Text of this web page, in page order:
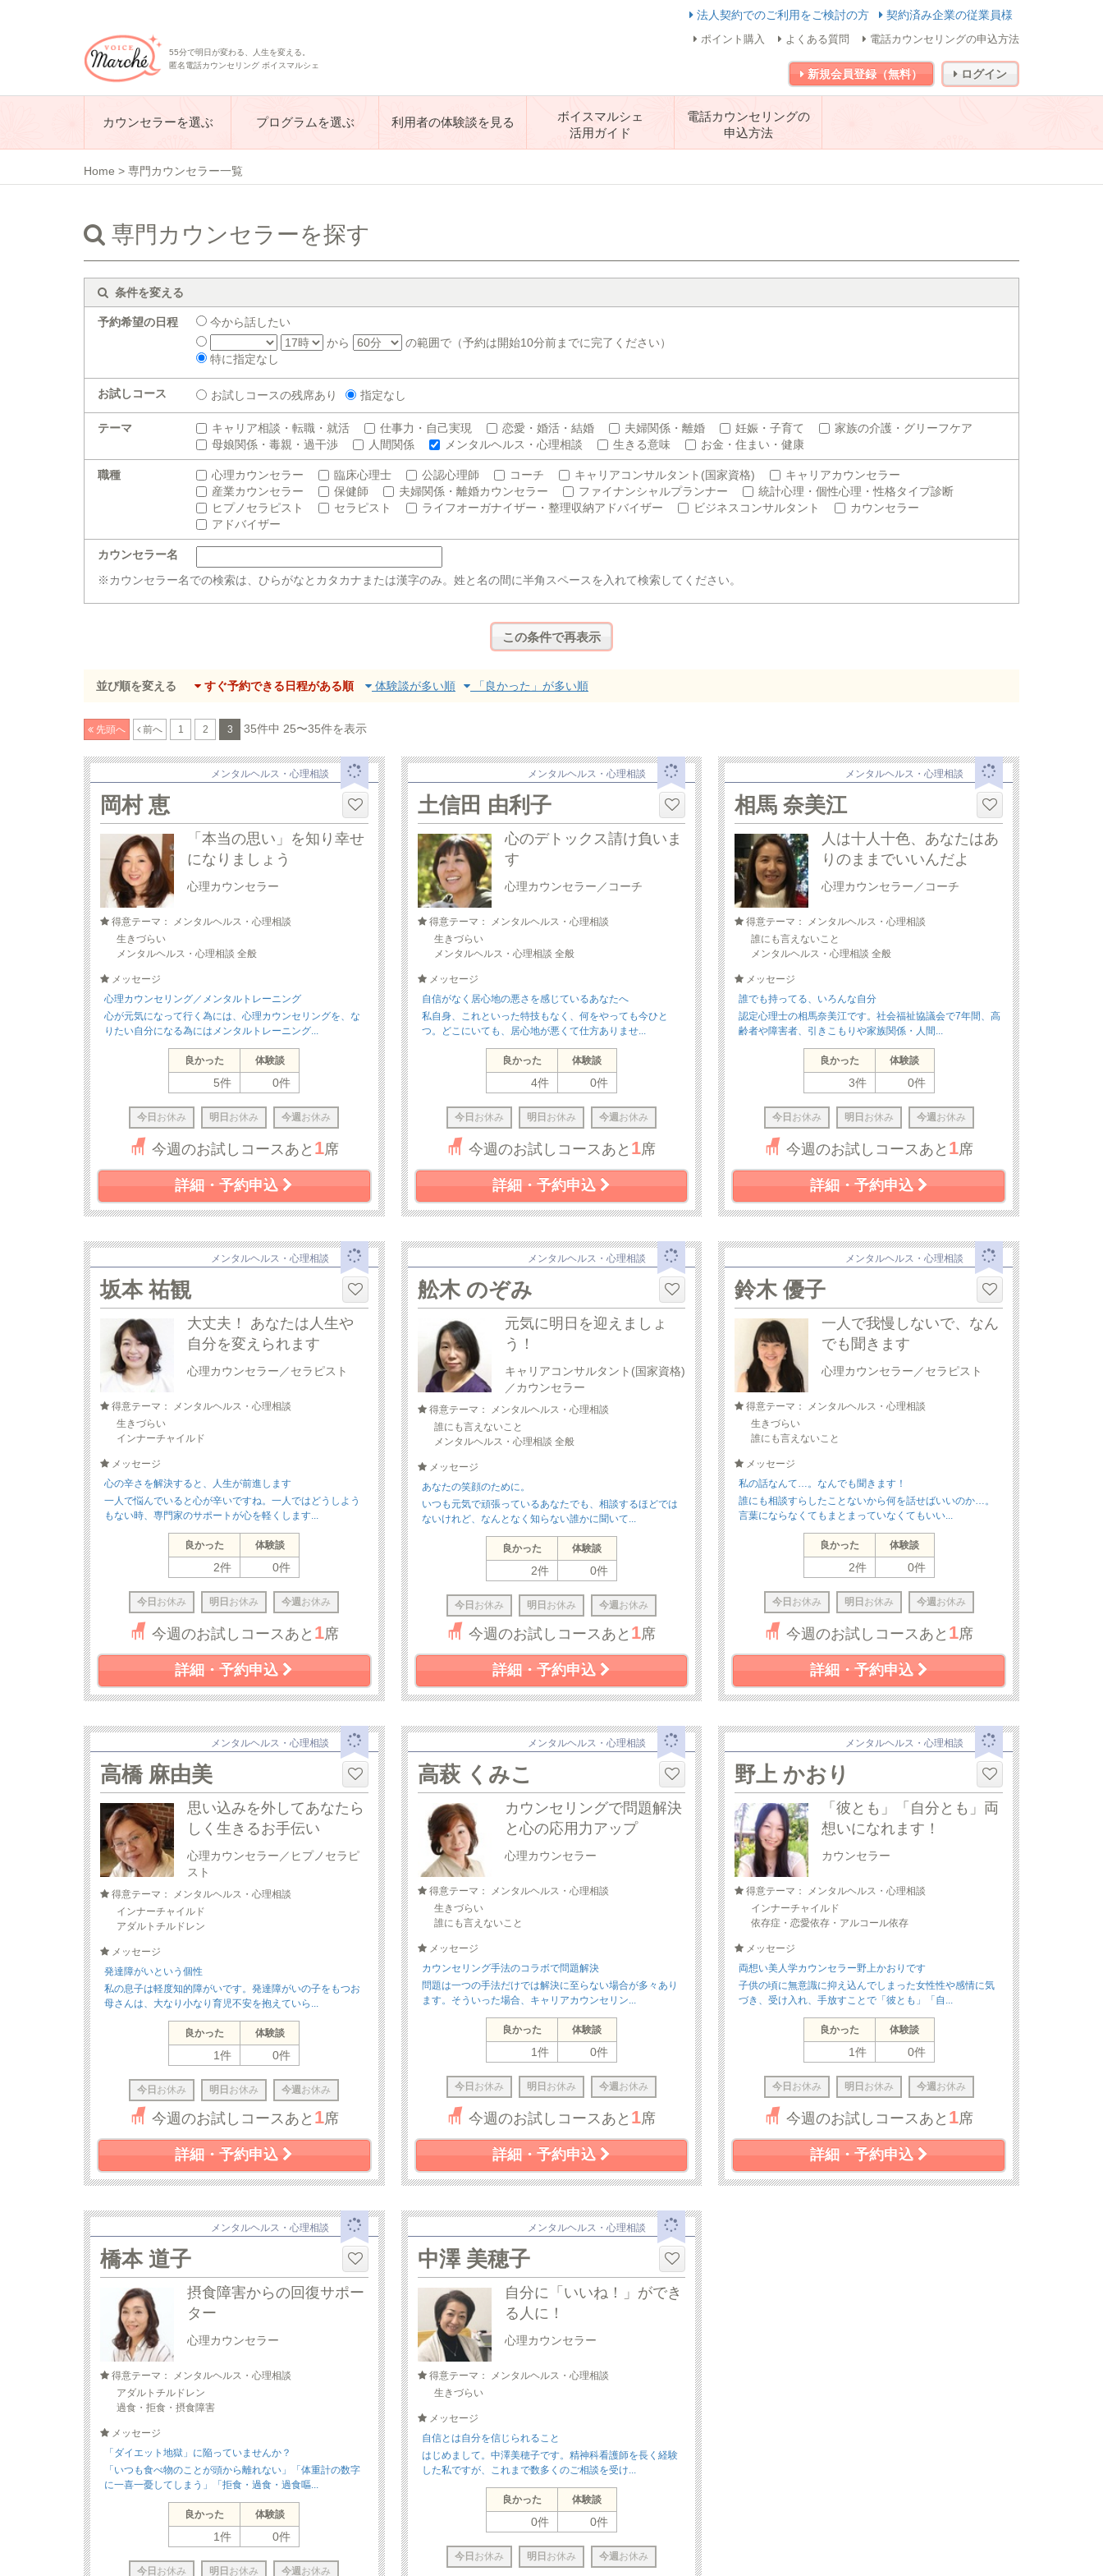
法人契約でのご利用をご検討の方 契約済み企業の従業員様
55分で明日が変わる、人生を変える。
匿名電話カウンセリング ボイスマルシェ
ポイント購入 よくある質問 電話カウンセリングの申込方法
新規会員登録（無料） ログイン
カウンセラーを選ぶ プログラムを選ぶ 利用者の体験談を見る
ボイスマルシェ
活用ガイド
電話カウンセリングの
申込方法
Home > 専門カウンセラー一覧
専門カウンセラーを探す
条件を変える
予約希望の日程
今から話したい
から
の範囲で（予約は開始10分前までに完了ください）
特に指定なし
お試しコース お試しコースの残席あり 指定なし
テーマ キャリア相談・転職・就活 仕事力・自己実現 恋愛・婚活・結婚 夫婦関係・離婚 妊娠・子育て
家族の介護・グリーフケア
母娘関係・毒親・過干渉
人間関係 メンタルヘルス・心理相談 生きる意味 お金・住まい・健康
職種 心理カウンセラー 臨床心理士 公認心理師 コーチ キャリアコンサルタント(国家資格)
キャリアカウンセラー
産業カウンセラー
保健師 夫婦関係・離婚カウンセラー ファイナンシャルプランナー
統計心理・個性心理・性格タイプ診断
ヒプノセラピスト
セラピスト ライフオーガナイザー・整理収納アドバイザー ビジネスコンサルタント
カウンセラー
アドバイザー
カウンセラー名
※カウンセラー名での検索は、ひらがなとカタカナまたは漢字のみ。姓と名の間に半角スペースを入れて検索してください。
並び順を変える すぐ予約できる日程がある順 体験談が多い順 「良かった」が多い順
先頭へ 前へ 1 2 3 35件中 25〜35件を表示
メンタルヘルス・心理相談
岡村 恵
「本当の思い」を知り幸せ
になりましょう
心理カウンセラー
得意テーマ： メンタルヘルス・心理相談
生きづらい
メンタルヘルス・心理相談 全般
メッセージ
心理カウンセリング／メンタルトレーニング
心が元気になって行く為には、心理カウンセリングを、な
りたい自分になる為にはメンタルトレーニング...
良かった 体験談
5件 0件
今日 お休み 明日 お休み 今週 お休み
今週のお試しコースあと 1席
詳細・予約申込
メンタルヘルス・心理相談
土信田 由利子
心のデトックス請け負いま
す
心理カウンセラー／コーチ
得意テーマ： メンタルヘルス・心理相談
生きづらい
メンタルヘルス・心理相談 全般
メッセージ
自信がなく居心地の悪さを感じているあなたへ
私自身、これといった特技もなく、何をやっても今ひと
つ。どこにいても、居心地が悪くて仕方ありませ...
良かった 体験談
4件 0件
今日 お休み 明日 お休み 今週 お休み
今週のお試しコースあと 1席
詳細・予約申込
メンタルヘルス・心理相談
相馬 奈美江
人は十人十色、あなたはあ
りのままでいいんだよ
心理カウンセラー／コーチ
得意テーマ： メンタルヘルス・心理相談
誰にも言えないこと
メンタルヘルス・心理相談 全般
メッセージ
誰でも持ってる、いろんな自分
認定心理士の相馬奈美江です。社会福祉協議会で7年間、高
齢者や障害者、引きこもりや家族関係・人間...
良かった 体験談
3件 0件
今日 お休み 明日 お休み 今週 お休み
今週のお試しコースあと 1席
詳細・予約申込
メンタルヘルス・心理相談
坂本 祐観
大丈夫！ あなたは人生や
自分を変えられます
心理カウンセラー／セラピスト
得意テーマ： メンタルヘルス・心理相談
生きづらい
インナーチャイルド
メッセージ
心の辛さを解決すると、人生が前進します
一人で悩んでいると心が辛いですね。一人ではどうしよう
もない時、専門家のサポートが心を軽くします...
良かった 体験談
2件 0件
今日 お休み 明日 お休み 今週 お休み
今週のお試しコースあと 1席
詳細・予約申込
メンタルヘルス・心理相談
舩木 のぞみ
元気に明日を迎えましょ
う！
キャリアコンサルタント(国家資格)
／カウンセラー
得意テーマ： メンタルヘルス・心理相談
誰にも言えないこと
メンタルヘルス・心理相談 全般
メッセージ
あなたの笑顔のために。
いつも元気で頑張っているあなたでも、相談するほどでは
ないけれど、なんとなく知らない誰かに聞いて...
良かった 体験談
2件 0件
今日 お休み 明日 お休み 今週 お休み
今週のお試しコースあと 1席
詳細・予約申込
メンタルヘルス・心理相談
鈴木 優子
一人で我慢しないで、なん
でも聞きます
心理カウンセラー／セラピスト
得意テーマ： メンタルヘルス・心理相談
生きづらい
誰にも言えないこと
メッセージ
私の話なんて…。なんでも聞きます！
誰にも相談すらしたことないから何を話せばいいのか…。
言葉にならなくてもまとまっていなくてもいい...
良かった 体験談
2件 0件
今日 お休み 明日 お休み 今週 お休み
今週のお試しコースあと 1席
詳細・予約申込
メンタルヘルス・心理相談
高橋 麻由美
思い込みを外してあなたら
しく生きるお手伝い
心理カウンセラー／ヒプノセラピ
スト
得意テーマ： メンタルヘルス・心理相談
インナーチャイルド
アダルトチルドレン
メッセージ
発達障がいという個性
私の息子は軽度知的障がいです。発達障がいの子をもつお
母さんは、大なり小なり育児不安を抱えていら...
良かった 体験談
1件 0件
今日 お休み 明日 お休み 今週 お休み
今週のお試しコースあと 1席
詳細・予約申込
メンタルヘルス・心理相談
高萩 くみこ
カウンセリングで問題解決
と心の応用力アップ
心理カウンセラー
得意テーマ： メンタルヘルス・心理相談
生きづらい
誰にも言えないこと
メッセージ
カウンセリング手法のコラボで問題解決
問題は一つの手法だけでは解決に至らない場合が多々あり
ます。そういった場合、キャリアカウンセリン...
良かった 体験談
1件 0件
今日 お休み 明日 お休み 今週 お休み
今週のお試しコースあと 1席
詳細・予約申込
メンタルヘルス・心理相談
野上 かおり
「彼とも」「自分とも」両
想いになれます！
カウンセラー
得意テーマ： メンタルヘルス・心理相談
インナーチャイルド
依存症・恋愛依存・アルコール依存
メッセージ
両想い美人学カウンセラー野上かおりです
子供の頃に無意識に抑え込んでしまった女性性や感情に気
づき、受け入れ、手放すことで「彼とも」「自...
良かった 体験談
1件 0件
今日 お休み 明日 お休み 今週 お休み
今週のお試しコースあと 1席
詳細・予約申込
メンタルヘルス・心理相談
橋本 道子
摂食障害からの回復サポー
ター
心理カウンセラー
得意テーマ： メンタルヘルス・心理相談
アダルトチルドレン
過食・拒食・摂食障害
メッセージ
「ダイエット地獄」に陥っていませんか？
「いつも食べ物のことが頭から離れない」「体重計の数字
に一喜一憂してしまう」「拒食・過食・過食嘔...
良かった 体験談
1件 0件
今日 お休み 明日 お休み 今週 お休み
メンタルヘルス・心理相談
中澤 美穂子
自分に「いいね！」ができ
る人に！
心理カウンセラー
得意テーマ： メンタルヘルス・心理相談
生きづらい
メッセージ
自信とは自分を信じられること
はじめまして。中澤美穂子です。精神科看護師を長く経験
した私ですが、これまで数多くのご相談を受け...
良かった 体験談
0件 0件
今日 お休み 明日 お休み 今週 お休み